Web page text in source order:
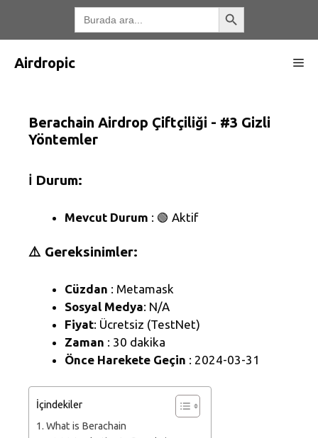
Arayın: Arama Düğmesi
Airdropic
Berachain Airdrop Çiftçiliği - #3 Gizli
Yöntemler
ℹ️ Durum:
Mevcut Durum : 🟢 Aktif
⚠️ Gereksinimler:
Cüzdan : Metamask
Sosyal Medya: N/A
Fiyat: Ücretsiz (TestNet)
Zaman : 30 dakika
Önce Harekete Geçin : 2024-03-31
İçindekiler
What is Berachain